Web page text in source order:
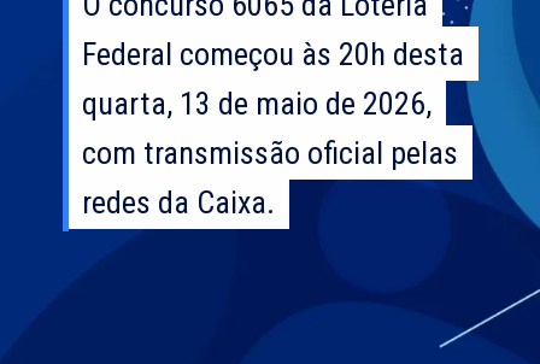
Federal começou às 20h desta
quarta, 13 de maio de 2026,
com transmissão oficial pelas
redes da Caixa.
Federal começou às 20h desta
quarta, 13 de maio de 2026,
com transmissão oficial pelas
redes da Caixa.